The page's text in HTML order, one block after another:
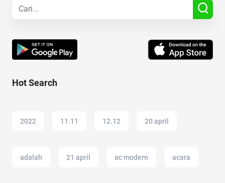
Hot Search
2022 11.11 12.12 20 april
adalah 21 april ac modern acara